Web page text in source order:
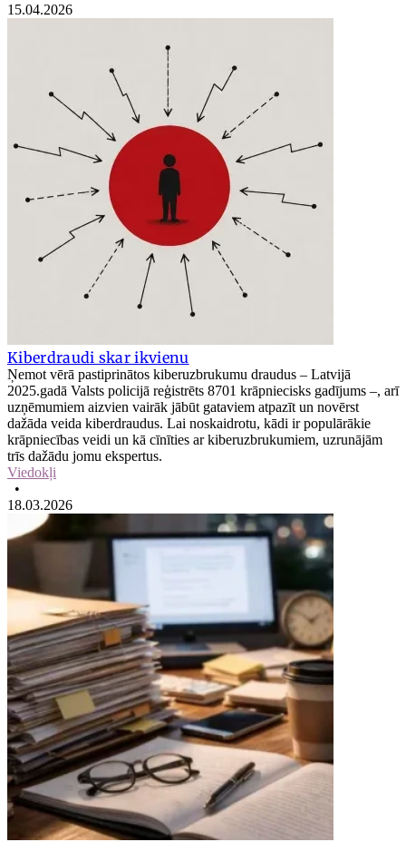
15.04.2026
Kiberdraudi skar ikvienu
Ņemot vērā pastiprinātos kiberuzbrukumu draudus – Latvijā
2025.gadā Valsts policijā reģistrēts 8701 krāpniecisks gadījums –, arī
uzņēmumiem aizvien vairāk jābūt gataviem atpazīt un novērst
dažāda veida kiberdraudus. Lai noskaidrotu, kādi ir populārākie
krāpniecības veidi un kā cīnīties ar kiberuzbrukumiem, uzrunājām
trīs dažādu jomu ekspertus.
Viedokļi
•
18.03.2026